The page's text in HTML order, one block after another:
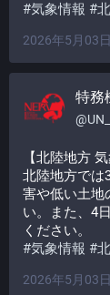
#気象情報 #
2026年5月03
特務
@
【北陸地方
北陸地方では
害や低い土地
い。また、4
ください。
#気象情報 #
2026年5月03